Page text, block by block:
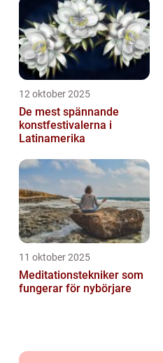
12 oktober 2025
De mest spännande
konstfestivalerna i
Latinamerika
11 oktober 2025
Meditationstekniker som
fungerar för nybörjare